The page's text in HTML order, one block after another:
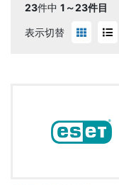
23件中 1～23件目
表示切替